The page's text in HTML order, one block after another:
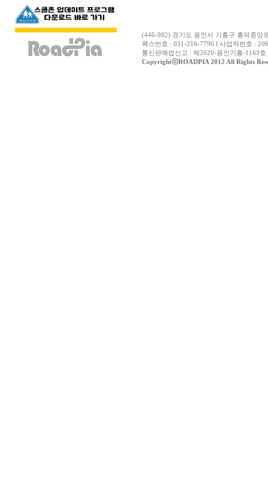
(446-982) 경기도 용인시 기흥구 흥덕중앙
팩스번호 : 031-216-7796 l 사업자번호 :
통신판매업신고 : 제2020-용인기흥-1163
CopyrightⓒROADPIA 2012 All Rights